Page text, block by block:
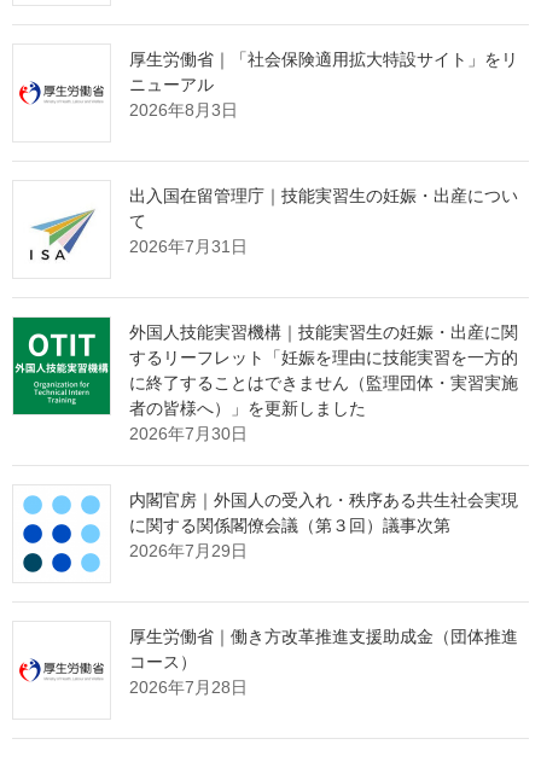
１２月９日（月）
１開会挨拶（出入国在留管理庁長官）（日本語）（PDF）
開会挨拶（英語）（PDF）
（PDF）
３ 全体会合（プレゼンテーション）
議題：最近導入した出入国在留管理上の施策
４ 全体会合（ディスカッション・質疑応答）
議題：最近導入した出入国在留管理上の施策
５ 分科会
（１）アジア太平洋地域における難民保護
（２）アジア太平洋地域における外国人労働者の受入れ促進に
６ 講演（ルヴェン・メニクディウェラUNHCR高等弁務官補）
（英語）（PDF）
７ 会議総括
議長総括（英語）
１２月１１日（水）
８ 東京出入国在留管理局羽田空港支局における視察
厚生労働省｜「社会保険適用拡大特設サイト」をリ
ニューアル
2026年8月3日
出入国在留管理庁｜技能実習生の妊娠・出産につい
て
2026年7月31日
外国人技能実習機構｜技能実習生の妊娠・出産に関
するリーフレット「妊娠を理由に技能実習を一方的
に終了することはできません（監理団体・実習実施
者の皆様へ）」を更新しました
2026年7月30日
内閣官房｜外国人の受入れ・秩序ある共生社会実現
に関する関係閣僚会議（第３回）議事次第
2026年7月29日
厚生労働省｜働き方改革推進支援助成金（団体推進
コース）
2026年7月28日